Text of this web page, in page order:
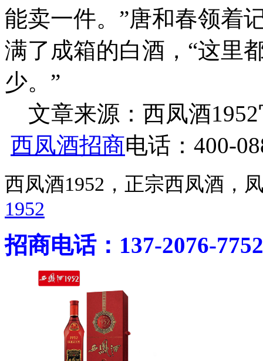
能卖一件。”唐和春领着
满了成箱的白酒，“这里
少。”
文章来源：西凤酒
西凤酒招商电话：400-
西凤酒1952，正宗西凤酒
1952
招商电话：137-2076-7752